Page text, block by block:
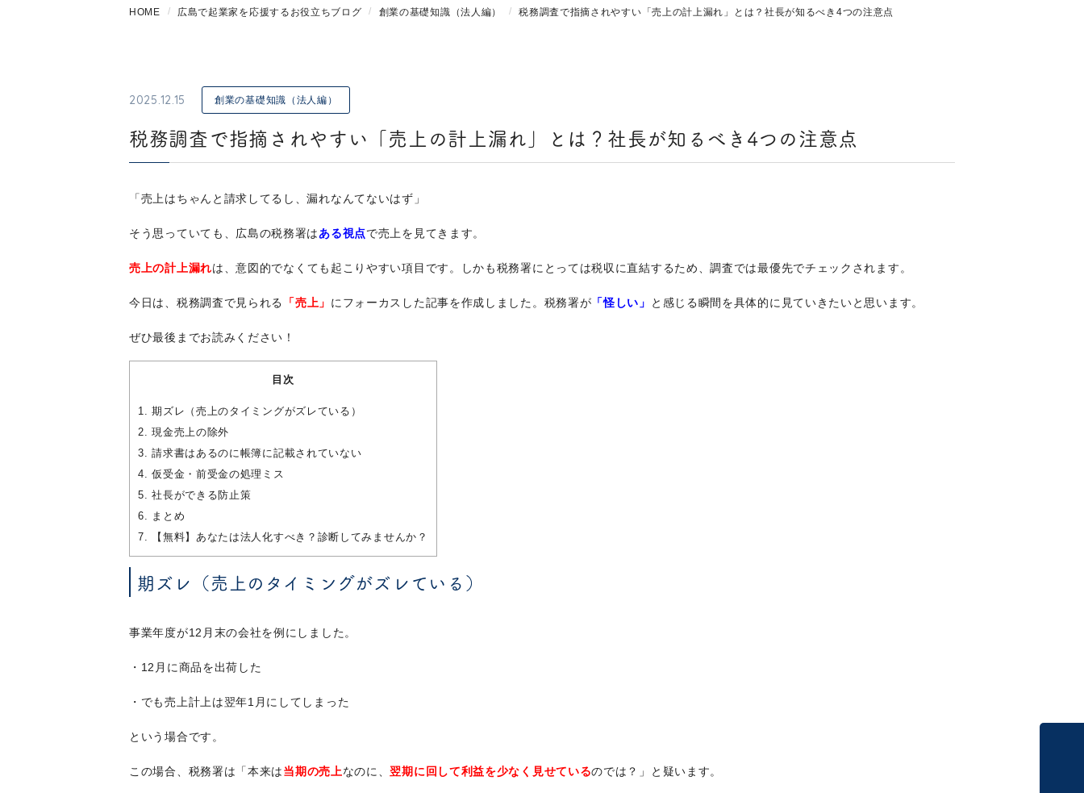
HOME 広島で起業家を応援するお役立ちブログ 創業の基礎知識（法人編） 税務調査で指摘されやすい「売上の計上漏れ」とは？社長が知るべき4つの注意点
2025.12.15 創業の基礎知識（法人編）
税務調査で指摘されやすい「売上の計上漏れ」とは？社長が知るべき4つの注意点
「売上はちゃんと請求してるし、漏れなんてないはず」
そう思っていても、広島の税務署はある視点で売上を見てきます。
売上の計上漏れは、意図的でなくても起こりやすい項目です。しかも税務署にとっては税収に直結するため、調査では最優先でチェックされます。
今日は、税務調査で見られる 「売上」 にフォーカスした記事を作成しました。税務署が 「怪しい」 と感じる瞬間を具体的に見ていきたいと思います。
ぜひ最後までお読みください！
目次
1. 期ズレ（売上のタイミングがズレている）
2. 現金売上の除外
3. 請求書はあるのに帳簿に記載されていない
4. 仮受金・前受金の処理ミス
5. 社長ができる防止策
6. まとめ
7. 【無料】あなたは法人化すべき？診断してみませんか？
期ズレ（売上のタイミングがズレている）
事業年度が12月末の会社を例にしました。
・12月に商品を出荷した
・でも売上計上は翌年1月にしてしまった
という場合です。
この場合、税務署は「本来は当期の売上なのに、翌期に回して利益を少なく見せているのでは？」と疑います。